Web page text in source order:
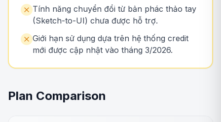
Tính năng chuyển đổi từ bản phác thảo tay
(Sketch-to-UI) chưa được hỗ trợ.
Giới hạn sử dụng dựa trên hệ thống credit
mới được cập nhật vào tháng 3/2026.
Plan Comparison